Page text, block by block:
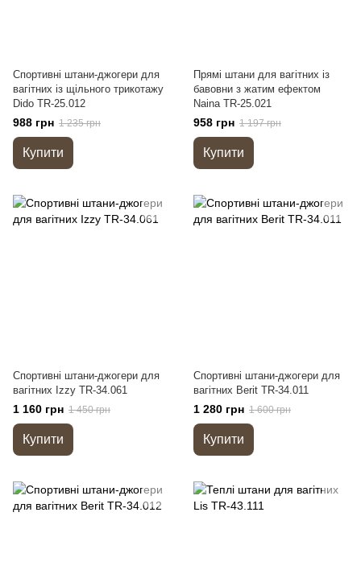
Спортивні штани-джогери для
вагітних із щільного трикотажу
Dido TR-25.012
988 грн 1 235 грн
Купити
Прямі штани для вагітних із
бавовни з жатим ефектом
Naina TR-25.021
958 грн 1 197 грн
Купити
Спортивні штани-джогери для
вагітних Izzy TR-34.061
1 160 грн 1 450 грн
Купити
Спортивні штани-джогери для
вагітних Berit TR-34.011
1 280 грн 1 600 грн
Купити